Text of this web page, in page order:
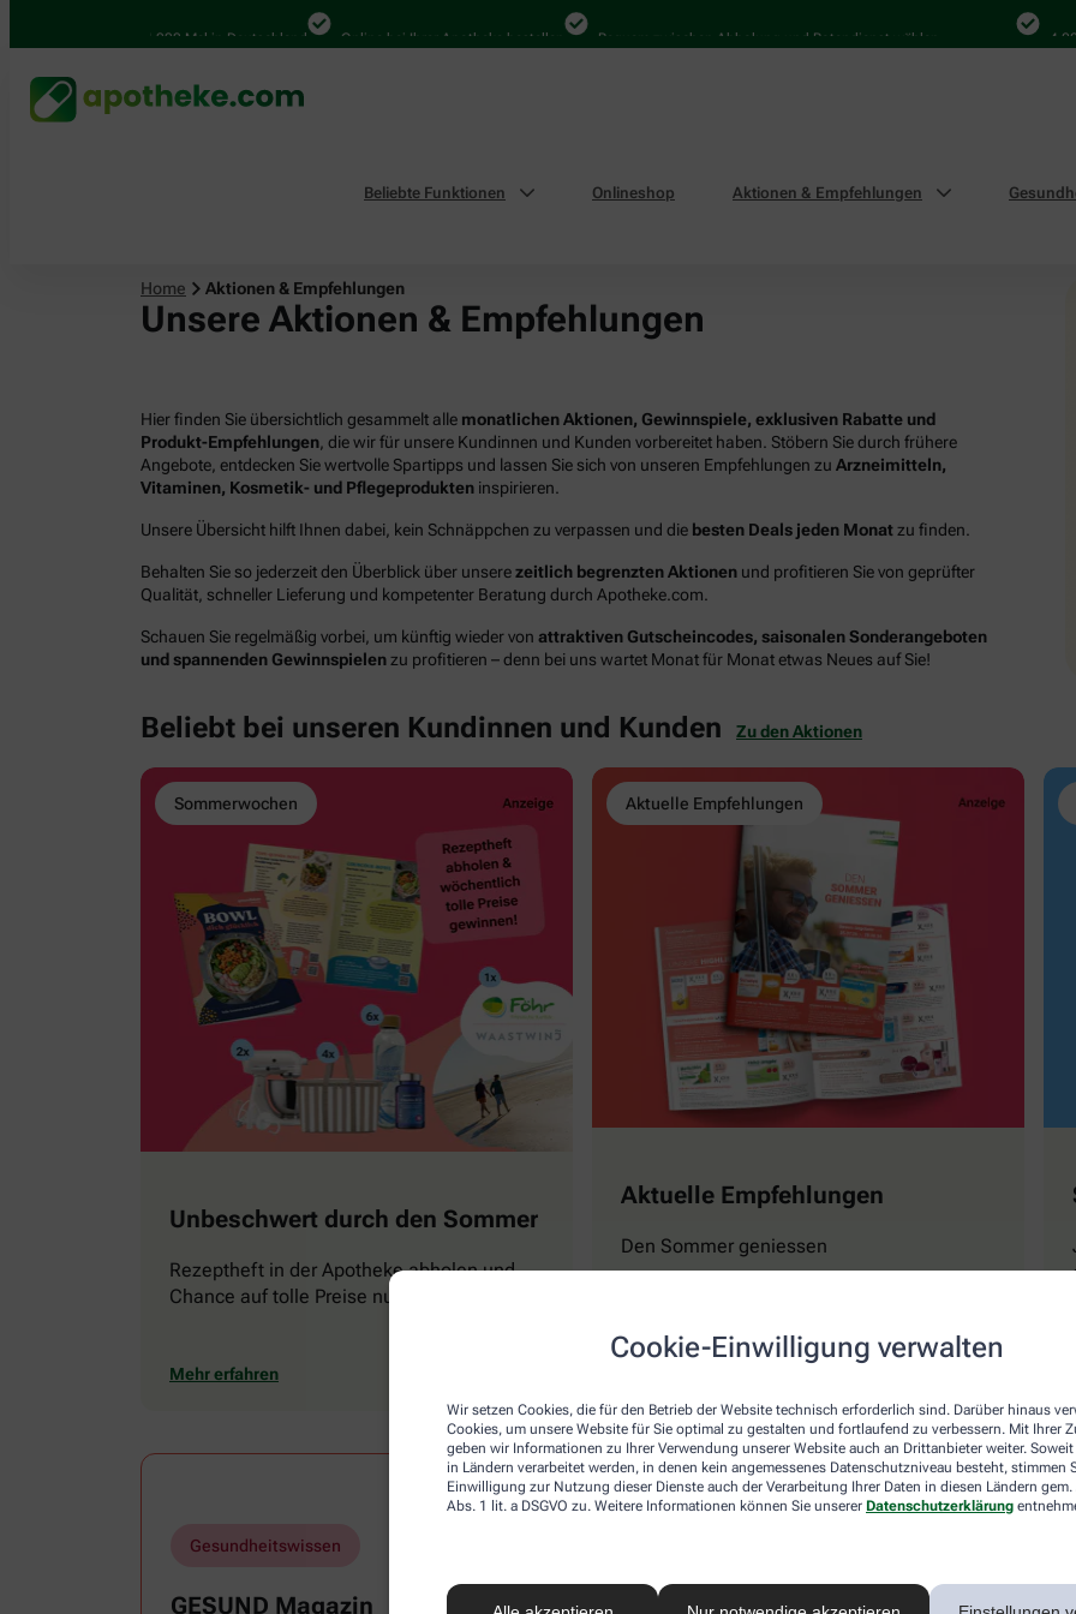
Cookie-Einwilligung verwalten
Wir setzen Cookies, die für den Betrieb der Website technisch erforderlich sind. Darüber hinaus
Cookies, um unsere Website für Sie optimal zu gestalten und fortlaufend zu verbessern. Mit Ihrer
geben wir Informationen zu Ihrer Verwendung unserer Website auch an Drittanbieter weiter. Soweit
in Ländern verarbeitet werden, in denen kein angemessenes Datenschutzniveau besteht, stimmen
Einwilligung zur Nutzung dieser Dienste auch der Verarbeitung Ihrer Daten in diesen Ländern
Abs. 1 lit. a DSGVO zu. Weitere Informationen können Sie unserer Datenschutzerklärung
4.000 Mal in Deutschland Online bei Ihrer Apotheke bestellen Bequem zwischen Abholung und Botendienst wählen 4.000
Beliebte Funktionen Onlineshop Aktionen & Empfehlungen
Home Aktionen & Empfehlungen
Unsere Aktionen & Empfehlungen
Hier finden Sie übersichtlich gesammelt alle monatlichen Aktionen, Gewinnspiele, exklusiven Rabatte und
Produkt-Empfehlungen , die wir für unsere Kundinnen und Kunden vorbereitet haben. Stöbern Sie durch frühere
Angebote, entdecken Sie wertvolle Spartipps und lassen Sie sich von unseren Empfehlungen zu Arzneimitteln,
Vitaminen, Kosmetik- und Pflegeprodukten inspirieren.
Unsere Übersicht hilft Ihnen dabei, kein Schnäppchen zu verpassen und die besten Deals jeden Monatzu finden.
Behalten Sie so jederzeit den Überblick über unserezeitlich begrenzten Aktionen und profitieren Sie von geprüfter
Qualität, schneller Lieferung und kompetenter Beratung durch Apotheke.com.
Schauen Sie regelmäßig vorbei, um künftig wieder von attraktiven Gutscheincodes, saisonalen Sonderangeboten
und spannenden Gewinnspielenzu profitieren – denn bei uns wartet Monat für Monat etwas Neues auf Sie!
Beliebt bei unseren Kundinnen und Kunden Zu den Aktionen
Sommerwochen
Unbeschwert durch den Sommer
Rezeptheft in der Apotheke abholen und
Chance auf tolle Preise nutzen
Mehr erfahren
Aktuelle Empfehlungen
Aktuelle Empfehlungen
Den Sommer geniessen
Mehr erfahren
Gesundheitswissen
GESUND Magazin
Magazin GESUND